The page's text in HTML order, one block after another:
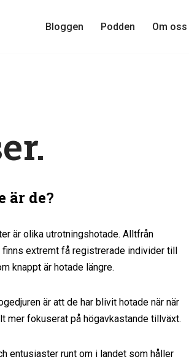
Bloggen Podden Om oss
är de?
är olika utrotningshotade. Alltfrån
finns extremt få registrerade individer till
knappt är hotade längre.
är att de har blivit hotade när när
mer fokuserat på högavkastande tillväxt.
entusiaster runt om i landet som håller